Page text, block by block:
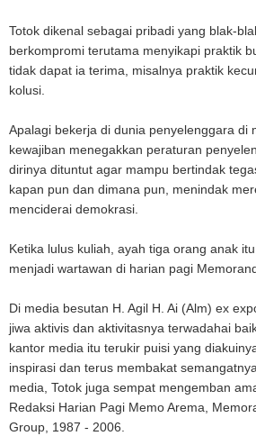
Totok dikenal sebagai pribadi yang blak-
berkompromi terutama menyikapi praktik
tidak dapat ia terima, misalnya praktik
kolusi.
Apalagi bekerja di dunia penyelenggara di
kewajiban menegakkan peraturan
dirinya dituntut agar mampu bertindak
kapan pun dan dimana pun, menindak
menciderai demokrasi.
Ketika lulus kuliah, ayah tiga orang anak
menjadi wartawan di harian pagi
Di media besutan H. Agil H. Ai (Alm) ex
jiwa aktivis dan aktivitasnya terwadahai
kantor media itu terukir puisi yang
inspirasi dan terus membakat
media, Totok juga sempat mengemban
Redaksi Harian Pagi Memo Arema,
Group, 1987 - 2006.